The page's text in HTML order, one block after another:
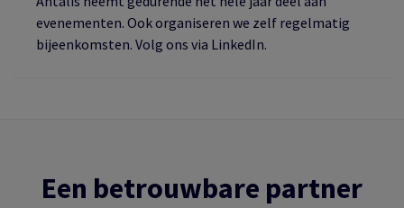
evenementen. Ook organiseren we zelf regelmatig
bijeenkomsten. Volg ons via LinkedIn.
Een betrouwbare partner